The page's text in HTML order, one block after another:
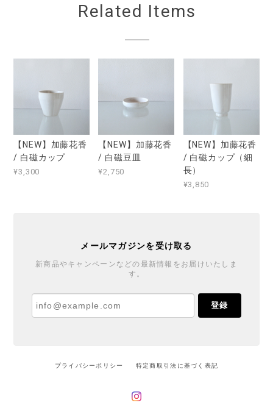
Related Items
【NEW】加藤花香
/ 白磁カップ
¥3,300
【NEW】加藤花香
/ 白磁豆皿
¥2,750
【NEW】加藤花香
/ 白磁カップ（細
長）
¥3,850
メールマガジンを受け取る
新商品やキャンペーンなどの最新情報をお届けいたしま
す。
登録
プライバシーポリシー 特定商取引法に基づく表記